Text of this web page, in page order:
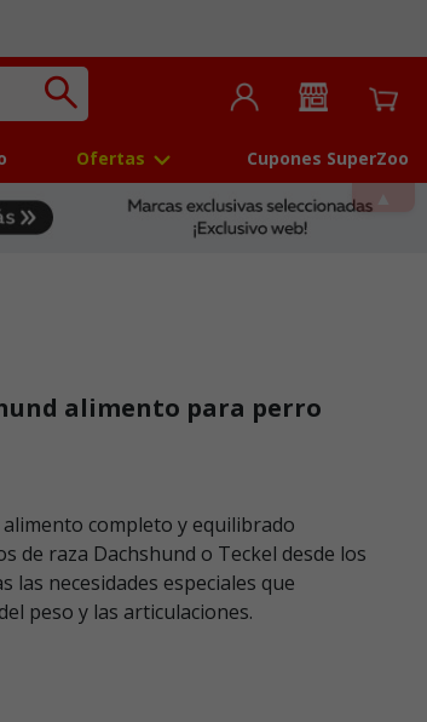
Ofertas Cupones SuperZoo
alimento para perro
alimento completo y equilibrado
de raza Dachshund o Teckel desde los
las necesidades especiales que
peso y las articulaciones.